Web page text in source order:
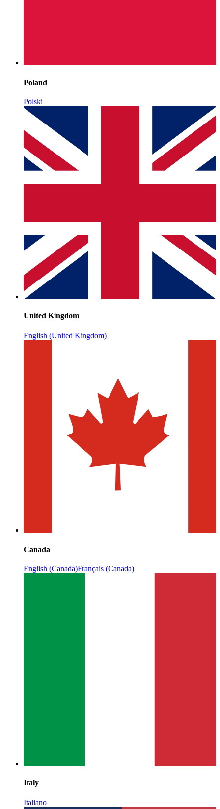
Poland
Polski
United Kingdom
English (United Kingdom)
Canada
English (Canada)Français (Canada)
Italy
Italiano